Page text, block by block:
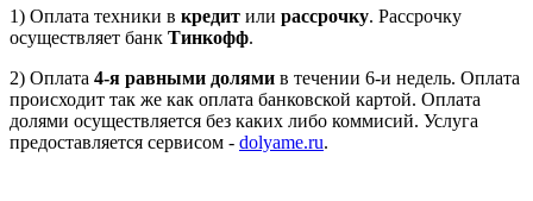
1) Оплата техники в кредит или рассрочку. Рассрочку
осуществляет банк Тинкофф.
2) Оплата 4-я равными долями в течении 6-и недель. Оплата
происходит так же как оплата банковской картой. Оплата
долями осуществляется без каких либо коммисий. Услуга
предоставляется сервисом - dolyame.ru.